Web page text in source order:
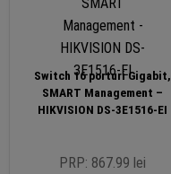
Switch 16 porturi Gigabit,
SMART Management –
HIKVISION DS-3E1516-EI
PRP: 867.99 lei